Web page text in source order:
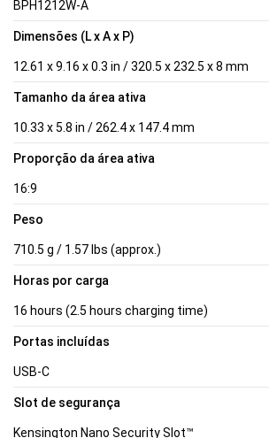
BPH1212W-A
Dimensões (L x A x P)
12.61 x 9.16 x 0.3 in / 320.5 x 232.5 x 8 mm
Tamanho da área ativa
10.33 x 5.8 in / 262.4 x 147.4 mm
Proporção da área ativa
16:9
Peso
710.5 g / 1.57 lbs (approx.)
Horas por carga
16 hours (2.5 hours charging time)
Portas incluídas
USB-C
Slot de segurança
Kensington Nano Security Slot™